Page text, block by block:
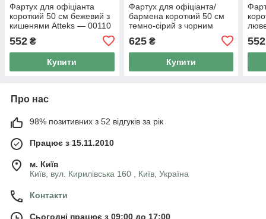
Фартух для офіціанта
короткий 50 см бежевий з
кишенями Atteks — 00110
552 ₴
Купити
Фартух для офіціанта/
бармена короткий 50 см
темно-сірий з чорним
625₴
Купити
552
Про нас
98% позитивних з 52 відгуків за рік
Працює з 15.11.2010
м. Київ
Київ, вул. Кирилівська 160 , Київ, Україна
Контакти
Сьогодні працює з 09:00 до 17:00